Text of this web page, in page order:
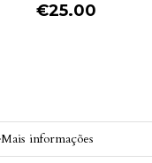
€25.00
Mais informações